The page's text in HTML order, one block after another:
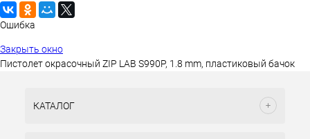
Ошибка
Закрыть окно
Пистолет окрасочный ZIP LAB S990P, 1.8 mm, пластиковый бачок
КАТАЛОГ